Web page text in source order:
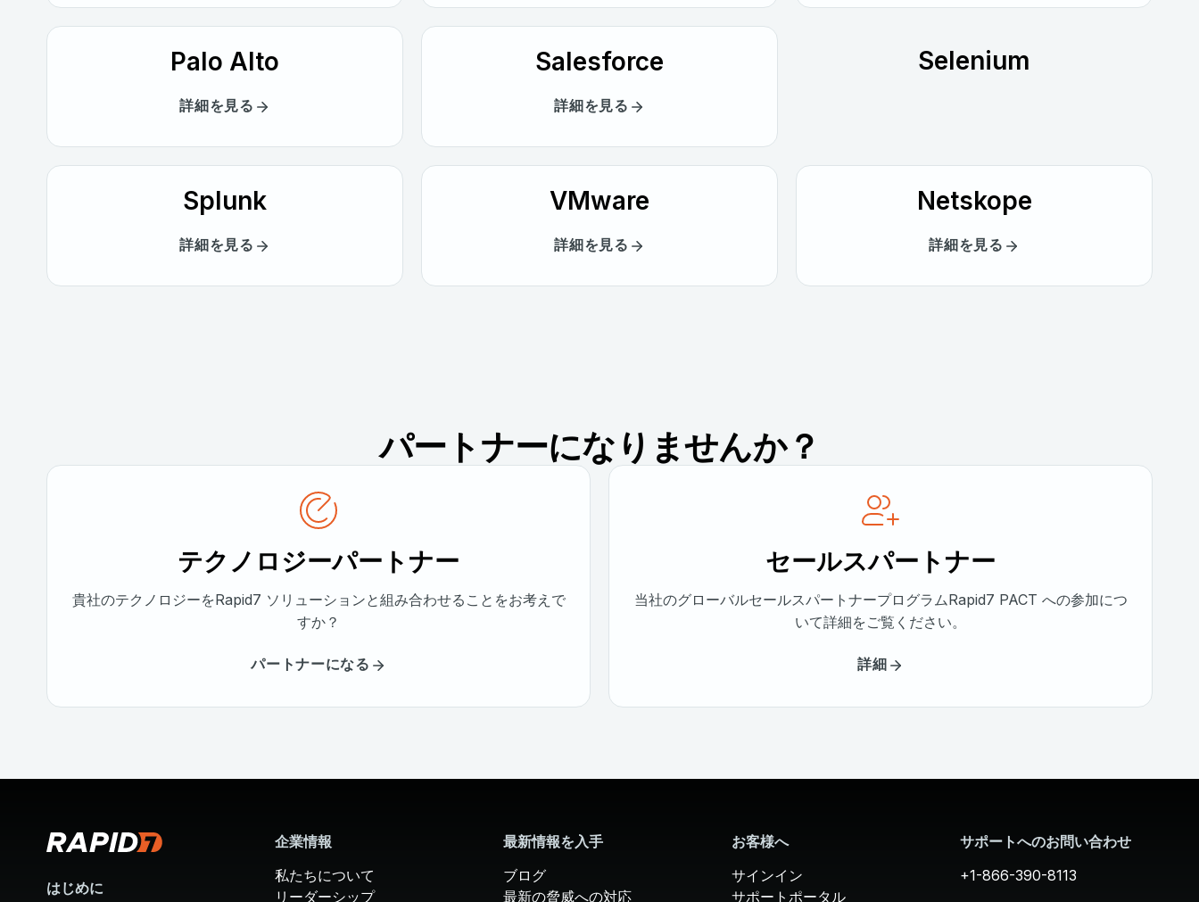
Palo Alto
詳細を見る
Salesforce
詳細を見る
Selenium
Splunk
詳細を見る
VMware
詳細を見る
Netskope
詳細を見る
パートナーになりませんか？
テクノロジーパートナー
貴社のテクノロジーをRapid7 ソリューションと組み合わせることをお考えで
すか？
パートナーになる
セールスパートナー
当社のグローバルセールスパートナープログラムRapid7 PACT への参加につ
いて詳細をご覧ください。
詳細
はじめに
企業情報
私たちについて
リーダーシップ
最新情報を入手
ブログ
最新の脅威への対応
お客様へ
サインイン
サポートポータル
サポートへのお問い合わせ
+1-866-390-8113